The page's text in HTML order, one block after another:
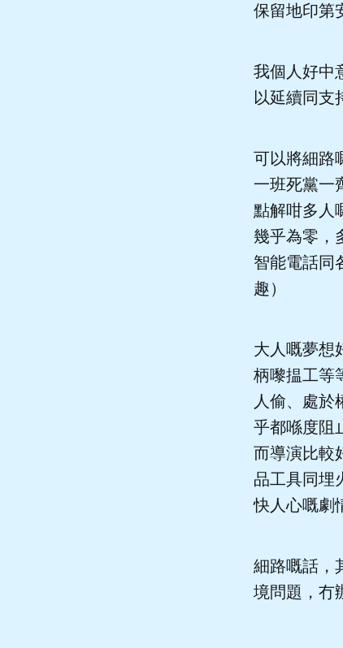
保留地印第
我個人好中
以延續同支
可以將細路
一班死黨一
點解咁多人
幾乎為零，
智能電話同
趣）
大人嘅夢想
柄嚟揾工等
人偷、處於
乎都喺度阻
而導演比較
品工具同埋
快人心嘅劇
細路嘅話，
境問題，冇